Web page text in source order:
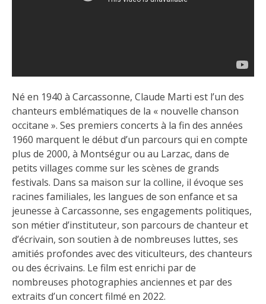
Né en 1940 à Carcassonne, Claude Marti est l’un des
chanteurs emblématiques de la « nouvelle chanson
occitane ». Ses premiers concerts à la fin des années
1960 marquent le début d’un parcours qui en compte
plus de 2000, à Montségur ou au Larzac, dans de
petits villages comme sur les scènes de grands
festivals. Dans sa maison sur la colline, il évoque ses
racines familiales, les langues de son enfance et sa
jeunesse à Carcassonne, ses engagements politiques,
son métier d’instituteur, son parcours de chanteur et
d’écrivain, son soutien à de nombreuses luttes, ses
amitiés profondes avec des viticulteurs, des chanteurs
ou des écrivains. Le film est enrichi par de
nombreuses photographies anciennes et par des
extraits d’un concert filmé en 2022.